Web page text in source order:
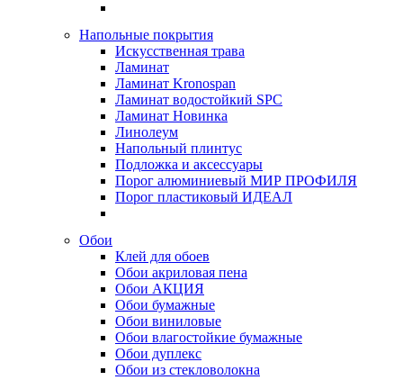
Напольные покрытия
Искусственная трава
Ламинат
Ламинат Kronospan
Ламинат водостойкий SPC
Ламинат Новинка
Линолеум
Напольный плинтус
Подложка и аксессуары
Порог алюминиевый МИР ПРОФИЛЯ
Порог пластиковый ИДЕАЛ
Обои
Клей для обоев
Обои акриловая пена
Обои АКЦИЯ
Обои бумажные
Обои виниловые
Обои влагостойкие бумажные
Обои дуплекс
Обои из стекловолокна